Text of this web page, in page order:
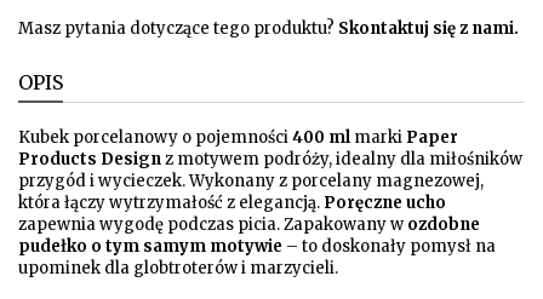
Masz pytania dotyczące tego produktu? Skontaktuj się z nami.
OPIS
Kubek porcelanowy o pojemności400 ml marki Paper
Products Designz motywem podróży, idealny dla miłośników
przygód i wycieczek. Wykonany z porcelany magnezowej,
która łączy wytrzymałość z elegancją. Poręczne ucho
zapewnia wygodę podczas picia. Zapakowany w ozdobne
pudełko o tym samym motywie – to doskonały pomysł na
upominek dla globtroterów i marzycieli.